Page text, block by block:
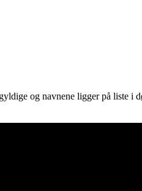
og navnene ligger på liste i